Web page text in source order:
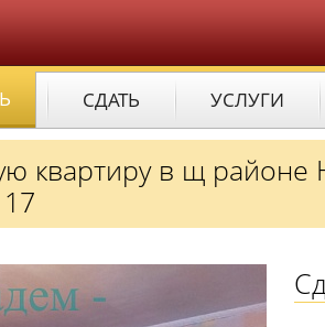
СДАТЬ УСЛУГИ
квартиру в щ районе